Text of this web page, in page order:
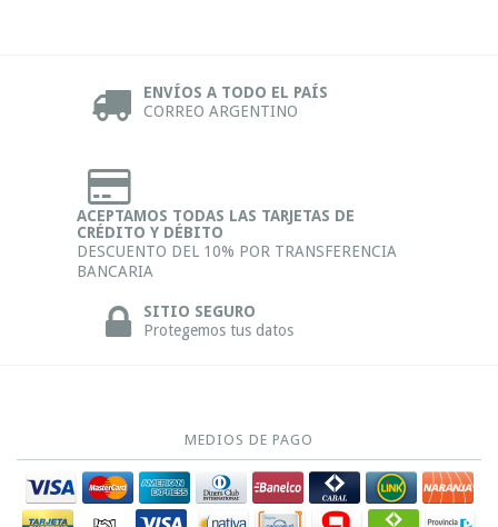
ENVÍOS A TODO EL PAÍS
CORREO ARGENTINO
ACEPTAMOS TODAS LAS TARJETAS DE
CRÉDITO Y DÉBITO
DESCUENTO DEL 10% POR TRANSFERENCIA
BANCARIA
SITIO SEGURO
Protegemos tus datos
MEDIOS DE PAGO